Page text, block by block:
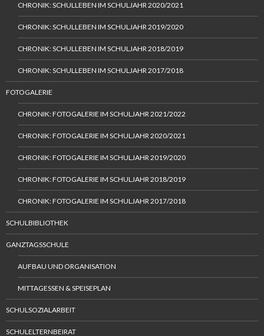
CHRONIK: SCHULLEBEN IM SCHULJAHR 2020/2021
CHRONIK: SCHULLEBEN IM SCHULJAHR 2019/2020
CHRONIK: SCHULLEBEN IM SCHULJAHR 2018/2019
CHRONIK: SCHULLEBEN IM SCHULJAHR 2017/2018
FOTOGALERIE
CHRONIK: FOTOGALERIE IM SCHULJAHR 2021/2022
CHRONIK: FOTOGALERIE IM SCHULJAHR 2020/2021
CHRONIK: FOTOGALERIE IM SCHULJAHR 2019/2020
CHRONIK: FOTOGALERIE IM SCHULJAHR 2018/2019
CHRONIK: FOTOGALERIE IM SCHULJAHR 2017/2018
SCHULBIBLIOTHEK
GANZTAGSSCHULE
AUFBAU UND ORGANISATION
MITTAGESSEN & SPEISEPLAN
SCHULSOZIALARBEIT
SCHULELTERNBEIRAT